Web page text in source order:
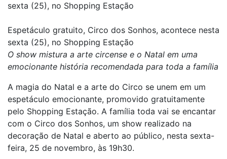
sexta (25), no Shopping Estação
Espetáculo gratuito, Circo dos Sonhos, acontece nesta
sexta (25), no Shopping Estação
O show mistura a arte circense e o Natal em uma
emocionante história recomendada para toda a família
A magia do Natal e a arte do Circo se unem em um
espetáculo emocionante, promovido gratuitamente
pelo Shopping Estação. A família toda vai se encantar
com o Circo dos Sonhos, um show realizado na
decoração de Natal e aberto ao público, nesta sexta-
feira, 25 de novembro, às 19h30.